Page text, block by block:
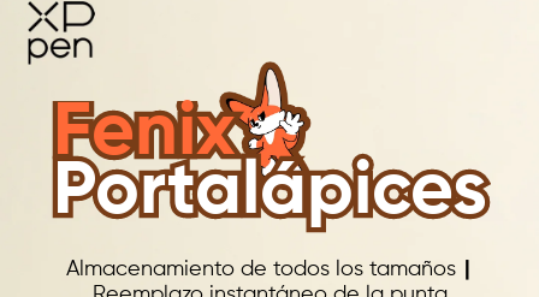
Fenix
Portalápices
Almacenamiento de todos los tamaños